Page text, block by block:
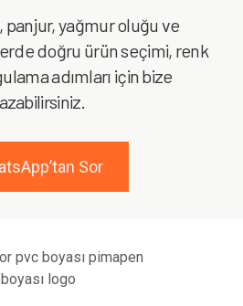
panjur, yağmur oluğu ve
doğru ürün seçimi, renk
adımları için bize
Sor